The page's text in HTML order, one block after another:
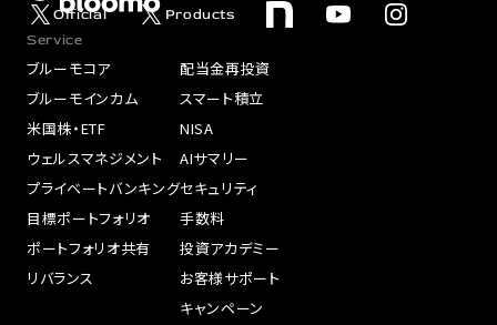
Official
Products
Service
ブルーモコア
ブルーモインカム
米国株・ETF
ウェルスマネジメント
プライベートバンキング
目標ポートフォリオ
ポートフォリオ共有
リバランス
配当金再投資
スマート積立
NISA
AIサマリー
セキュリティ
手数料
投資アカデミー
お客様サポート
キャンペーン